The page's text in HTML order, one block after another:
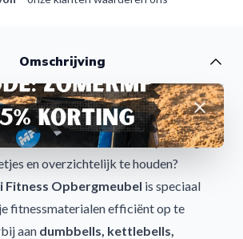
Omschrijving
Opbergmeubel: overzicht en
een slimme en duurzame oplossing om
en overzichtelijk te houden?
Fitness Opbergmeubel is speciaal
fitnessmaterialen efficiënt op te
aan dumbbells, kettlebells,
Afwijzen